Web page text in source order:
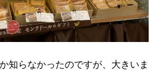
知らなかったのですが、大きいま